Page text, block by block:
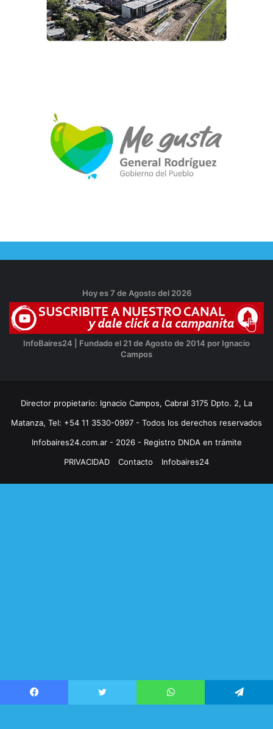
Hoy es 7 de Agosto del 2026
InfoBaires24 | Fundado el 21 de Agosto de 2014 por Ignacio
Campos
Director propietario: Ignacio Campos, Cabral 3175 Dpto. 2, La
Matanza, Tel: +54 11 3530-0997 - Todos los derechos reservados
Infobaires24.com.ar - 2026 - Registro DNDA en trámite
PRIVACIDAD
Contacto Infobaires24
Facebook WhatsApp Telegram